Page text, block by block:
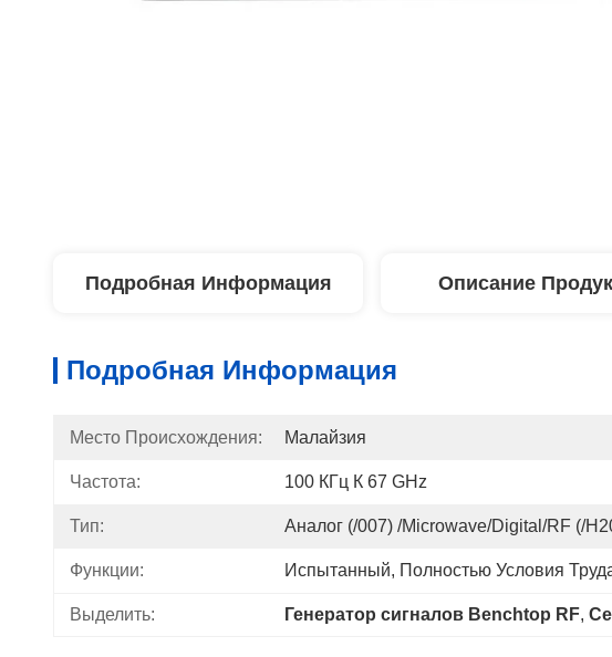
Подробная Информация Описание
Подробная Информация
Место Происхождения: Малайзия
Частота: 100 КГц К 67 GHz
Тип: Аналог (/007) /Microwave/Digital/RF (/
Функции: Испытанный, Полностью Условия
Выделить: Генератор сигналов Benchtop RF,